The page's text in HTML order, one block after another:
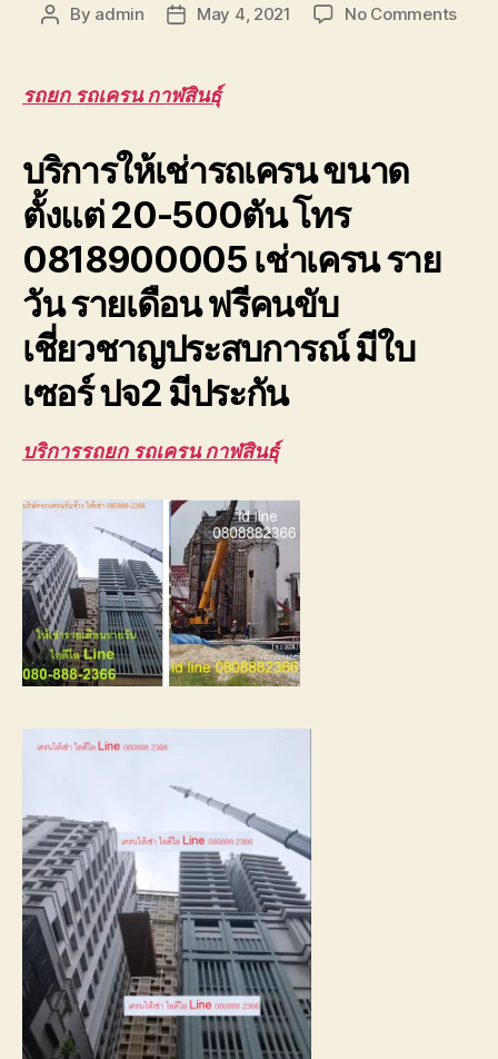
Post
By admin
PostMay 4, 2021 No Commentson
รถยก รถเครน กาฬสินธุ์
บริการให้เช่ารถเครน ขนาด
ตั้งแต่ 20-500ตัน โทร
0818900005 เช่าเครน ราย
วัน รายเดือน ฟรีคนขับ
เชี่ยวชาญประสบการณ์ มีใบ
เซอร์ ปจ2 มีประกัน
บริการรถยก รถเครน กาฬสินธุ์